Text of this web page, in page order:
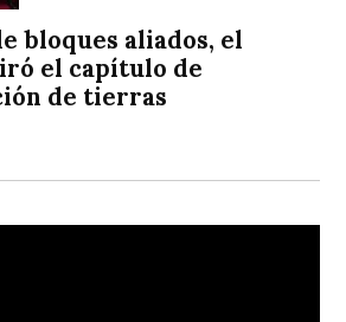
bloques aliados, el
el capítulo de
de tierras